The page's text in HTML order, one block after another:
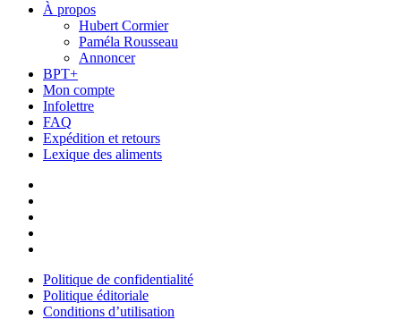
À propos
Hubert Cormier
Paméla Rousseau
Annoncer
BPT+
Mon compte
Infolettre
FAQ
Expédition et retours
Lexique des aliments
Politique de confidentialité
Politique éditoriale
Conditions d’utilisation